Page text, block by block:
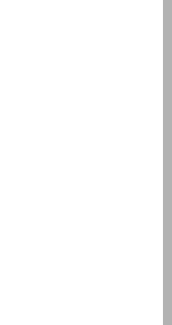
MAIELLA
(Ch)
T. (Pe)